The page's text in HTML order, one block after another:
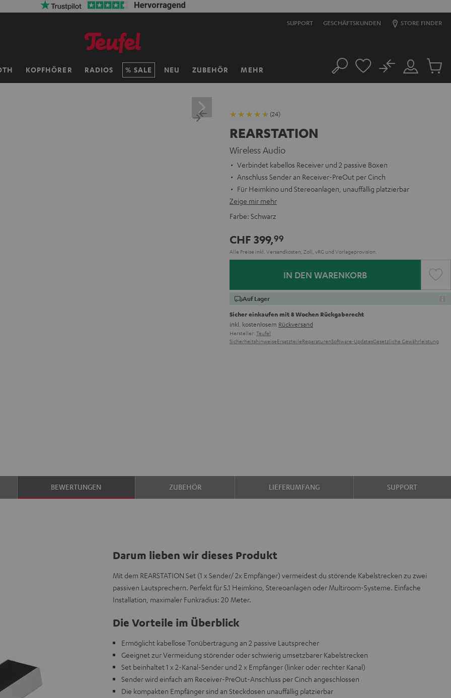
SUPPORT GESCHÄFTSKUNDEN STORE FINDER
KOPFHÖRER RADIOS SALE NEU ZUBEHÖR MEHR Suche
Mein
Konto
No
Artikel
(24)
REARSTATION
Wireless Audio
Verbindet kabellos Receiver und 2 passive Boxen
Anschluss Sender an Receiver-PreOut per Cinch
Für Heimkino und Stereoanlagen, unauffällig platzierbar
Zeige mir mehr
Farbe: Schwarz
CHF 399,99
Alle Preise inkl. Versandkosten, Zoll, vRG und Vorlageprovision.
IN DEN WARENKORB
Auf Lager
Sicher einkaufen mit 8 Wochen Rückgaberecht
inkl. kostenlosem Rückversand
Hersteller: Teufel
SicherheitshinweiseErsatzteileReparaturenSoftware-UpdatesGesetzliche Gewährleistung
BEWERTUNGEN ZUBEHÖR LIEFERUMFANG SUPPORT
Darum lieben wir dieses Produkt
Mit dem REARSTATION Set (1 x Sender/ 2x Empfänger) vermeidest du störende Kabelstrecken zu zwei
passiven Lautsprechern. Perfekt für 5.1 Heimkino, Stereoanlagen oder Multiroom-Systeme. Einfache
Installation, maximaler Funkradius: 20 Meter.
Die Vorteile im Überblick
Ermöglicht kabellose Tonübertragung an 2 passive Lautsprecher
Geeignet zur Vermeidung störender oder schwierig umsetzbarer Kabelstrecken
Set beinhaltet 1 x 2-Kanal-Sender und 2 x Empfänger (linker oder rechter Kanal)
Sender wird einfach am Receiver-PreOut-Anschluss per Cinch angeschlossen
Die kompakten Empfänger sind an Steckdosen unauffällig platzierbar